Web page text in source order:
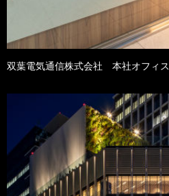
双葉電気通信株式会社 本社オフィス